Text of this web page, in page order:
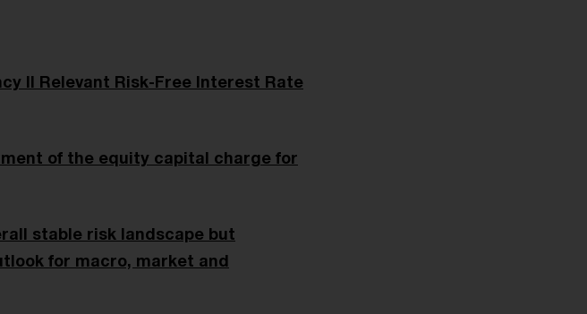
II Relevant Risk-Free Interest Rate
of the equity capital charge for
stable risk landscape but
for macro, market and